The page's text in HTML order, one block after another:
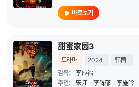
바로보기
甜蜜家园3
드라마 2024
韩国
감독：
李应福
주연：
宋江 / 李阵郁 / 李施吟 /